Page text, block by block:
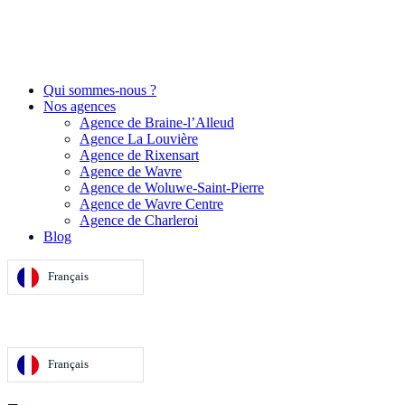
Qui sommes-nous ?
Nos agences
Agence de Braine-l’Alleud
Agence La Louvière
Agence de Rixensart
Agence de Wavre
Agence de Woluwe-Saint-Pierre
Agence de Wavre Centre
Agence de Charleroi
Blog
Français
Français